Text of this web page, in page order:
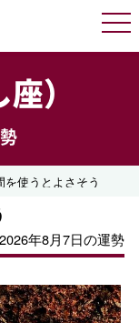
）
を使うとよさそう
2026年8月7日の運勢